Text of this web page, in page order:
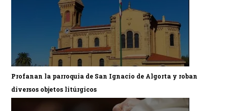
Profanan la parroquia de San Ignacio de Algorta y roban
diversos objetos litúrgicos